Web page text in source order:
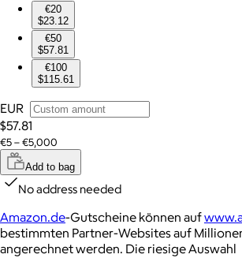
€20
$23.12
€50
$57.81
€100
$115.61
EUR
$57.81
€5 – €5,000
Add to bag
No address needed
Amazon.de-Gutscheine können auf
bestimmten Partner-Websites auf
angerechnet werden. Die riesige Auswahl